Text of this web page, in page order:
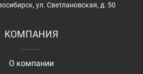
ул. Светлановская, д. 50
КОМПАНИЯ
О компании